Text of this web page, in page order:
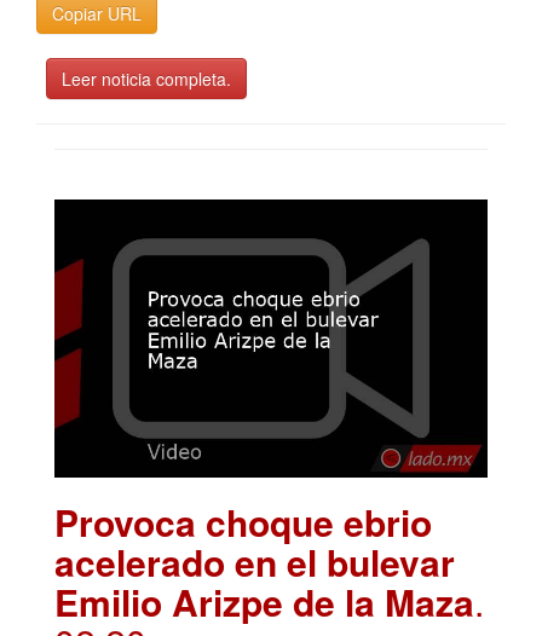
Copiar URL
Leer noticia completa.
Provoca choque ebrio
acelerado en el bulevar
Emilio Arizpe de la Maza.